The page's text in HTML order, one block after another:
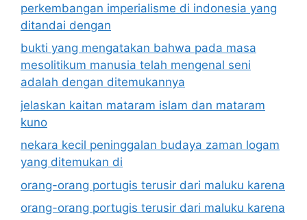
perkembangan imperialisme di indonesia yang
ditandai dengan
bukti yang mengatakan bahwa pada masa
mesolitikum manusia telah mengenal seni
adalah dengan ditemukannya
jelaskan kaitan mataram islam dan mataram
kuno
nekara kecil peninggalan budaya zaman logam
yang ditemukan di
orang-orang portugis terusir dari maluku karena
orang-orang portugis terusir dari maluku karena